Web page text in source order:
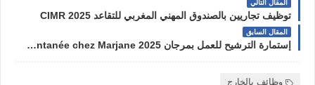
المقال التالي
توظيف تجاريين بالصندوق المهني المغربي للتقاعد 2025 CIMR
المقال السابق
إستمارة الترشيح للعمل بمرجان Candidature Spontanée chez Marjane 2025
وظائف بالخارج